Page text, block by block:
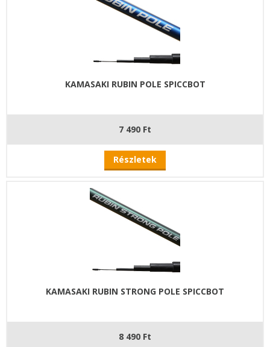
KAMASAKI RUBIN POLE SPICCBOT
7 490 Ft
Részletek
KAMASAKI RUBIN STRONG POLE SPICCBOT
8 490 Ft